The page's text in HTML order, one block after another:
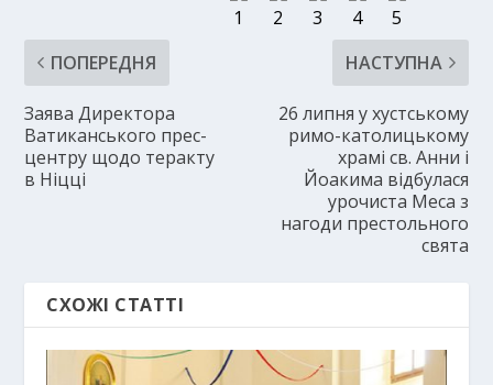
ПОПЕРЕДНЯ
Заява Директора
Ватиканського прес-
центру щодо теракту
в Ніцці
НАСТУПНА
26 липня у хустському
римо-католицькому
храмі св. Анни і
Йоакима відбулася
урочиста Меса з
нагоди престольного
свята
СХОЖІ СТАТТІ